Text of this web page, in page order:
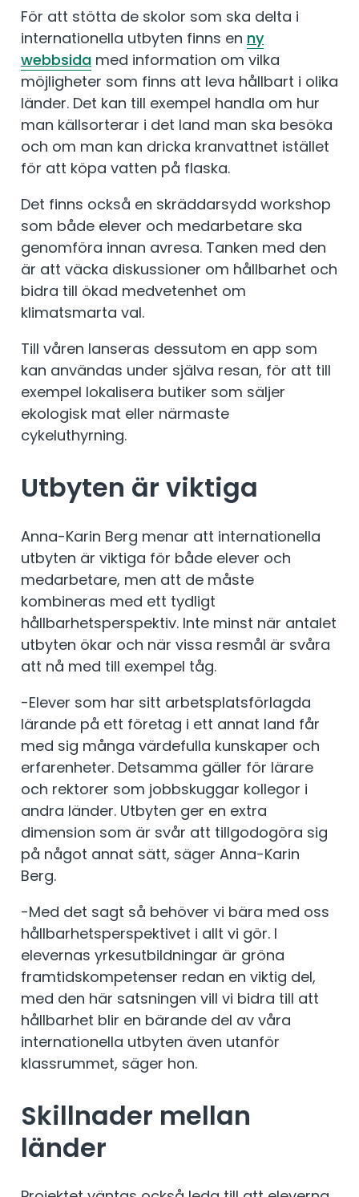
För att stötta de skolor som ska delta i
internationella utbyten finns en ny
webbsida med information om vilka
möjligheter som finns att leva hållbart i olika
länder. Det kan till exempel handla om hur
man källsorterar i det land man ska besöka
och om man kan dricka kranvattnet istället
för att köpa vatten på flaska.
Det finns också en skräddarsydd workshop
som både elever och medarbetare ska
genomföra innan avresa. Tanken med den
är att väcka diskussioner om hållbarhet och
bidra till ökad medvetenhet om
klimatsmarta val.
Till våren lanseras dessutom en app som
kan användas under själva resan, för att till
exempel lokalisera butiker som säljer
ekologisk mat eller närmaste
cykeluthyrning.
Utbyten är viktiga
Anna-Karin Berg menar att internationella
utbyten är viktiga för både elever och
medarbetare, men att de måste
kombineras med ett tydligt
hållbarhetsperspektiv. Inte minst när antalet
utbyten ökar och när vissa resmål är svåra
att nå med till exempel tåg.
-Elever som har sitt arbetsplatsförlagda
lärande på ett företag i ett annat land får
med sig många värdefulla kunskaper och
erfarenheter. Detsamma gäller för lärare
och rektorer som jobbskuggar kollegor i
andra länder. Utbyten ger en extra
dimension som är svår att tillgodogöra sig
på något annat sätt, säger Anna-Karin
Berg.
-Med det sagt så behöver vi bära med oss
hållbarhetsperspektivet i allt vi gör. I
elevernas yrkesutbildningar är gröna
framtidskompetenser redan en viktig del,
med den här satsningen vill vi bidra till att
hållbarhet blir en bärande del av våra
internationella utbyten även utanför
klassrummet, säger hon.
Skillnader mellan
länder